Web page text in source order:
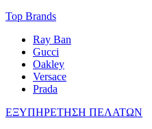
Top Brands
Ray Ban
Gucci
Oakley
Versace
Prada
ΕΞΥΠΗΡΕΤΗΣΗ ΠΕΛΑΤΩΝ